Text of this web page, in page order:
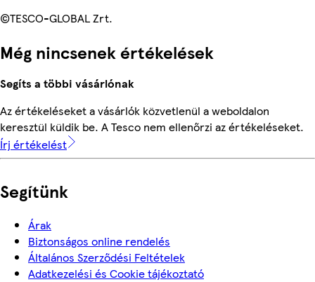
©TESCO-GLOBAL Zrt.
Még nincsenek értékelések
Segíts a többi vásárlónak
Az értékeléseket a vásárlók közvetlenül a weboldalon
keresztül küldik be. A Tesco nem ellenőrzi az értékeléseket.
Írj értékelést
Segítünk
Árak
Biztonságos online rendelés
Általános Szerződési Feltételek
Adatkezelési és Cookie tájékoztató